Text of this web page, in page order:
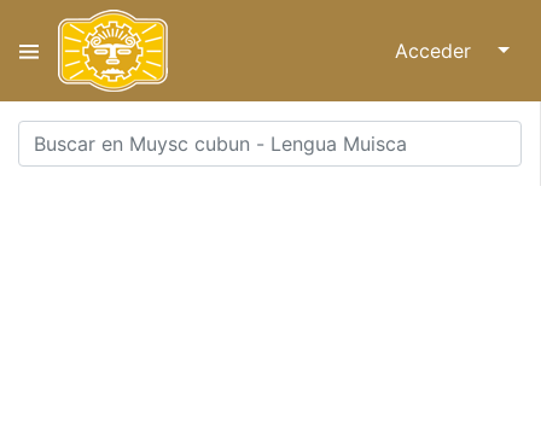
Acceder ↓